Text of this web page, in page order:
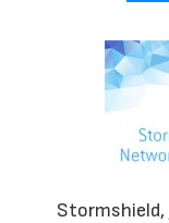
Stormshield,